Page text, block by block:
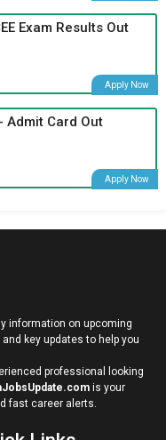
Exam Results Out
Apply Now
Admit Card Out
Apply Now
information on upcoming
key updates to help you
professional looking
is your
fast career alerts.